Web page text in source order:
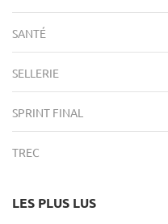
SANTÉ
SELLERIE
SPRINT FINAL
TREC
LES PLUS LUS